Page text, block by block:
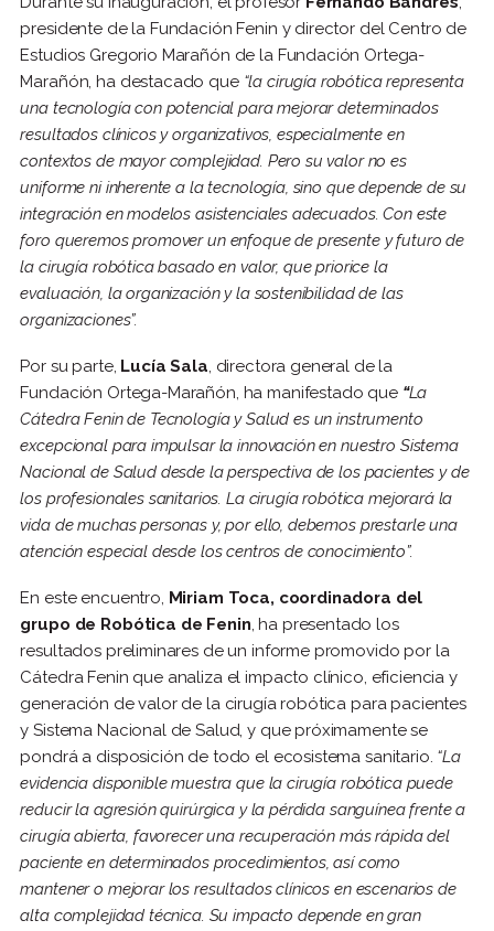
presidente de la Fundación Fenin y director del Centro de
Estudios Gregorio Marañón de la Fundación Ortega-
Marañón, ha destacado que “la cirugía robótica representa
una tecnología con potencial para mejorar determinados
resultados clínicos y organizativos, especialmente en
contextos de mayor complejidad. Pero su valor no es
uniforme ni inherente a la tecnología, sino que depende de su
integración en modelos asistenciales adecuados. Con este
foro queremos promover un enfoque de presente y futuro de
la cirugía robótica basado en valor, que priorice la
evaluación, la organización y la sostenibilidad de las
organizaciones”.
Por su parte, Lucía Sala, directora general de la
Fundación Ortega-Marañón, ha manifestado que “La
Cátedra Fenin de Tecnología y Salud es un instrumento
excepcional para impulsar la innovación en nuestro Sistema
Nacional de Salud desde la perspectiva delos pacientes y de
los profesionales sanitarios. La cirugía robótica mejorará la
vida de muchas personas y, por ello, debemos prestarle una
atención especial desde los centros de conocimiento”.
En este encuentro, Miriam Toca, coordinadora del
grupo de Robótica de Fenin, ha presentado los
resultados preliminares de un informe promovido por la
Cátedra Fenin que analiza el impacto clínico, eficiencia y
generación de valor de la cirugía robótica para pacientes
y Sistema Nacional de Salud, y que próximamente se
pondrá a disposición de todo el ecosistema sanitario. “La
evidencia disponible muestra que la cirugía robótica puede
reducir la agresión quirúrgica y la pérdida sanguínea frente a
cirugía abierta, favorecer una recuperación más rápida del
paciente en determinados procedimientos, así como
mantener o mejorar los resultados clínicos en escenarios de
alta complejidad técnica. Su impacto depende en gran